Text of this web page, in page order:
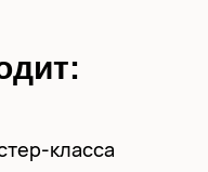
класса